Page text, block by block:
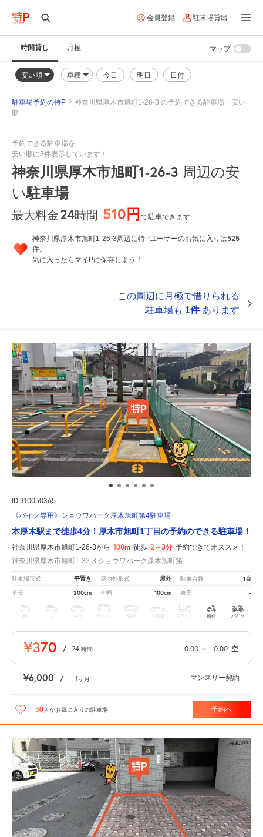
会員登録 駐車場貸出
時間貸し 月極
安い順 車種 今日 明日 日付
マップ
駐車場予約の特P
神奈川県厚木市旭町1-26-3 の予約できる駐車場・安い
順
予約できる駐車場を
安い順に3件表示しています！
神奈川県厚木市旭町1-26-3 周辺の安
い駐車場
最大料金24時間 510円で駐車できます
神奈川県厚木市旭町1-26-3周辺に特Pユーザーのお気に入りは525
件。
気に入ったらマイPに保存しよう！
この周辺に月極で借りられる
駐車場も 1件あります
ID:310050365
《バイク専用》ショウワパーク厚木旭町第4駐車場
本厚木駅まで徒歩4分！厚木市旭町1丁目の予約のできる駐車場！
神奈川県厚木市旭町1-26-3から 100m 徒歩 2～3分 予約できてオススメ！
神奈川県厚木市旭町1-32-3 ショウワパーク厚木旭町第
駐車場形式 平置き 屋内外形式 屋外 駐車台数 1台
全長 200cm 全幅 100cm 車高 -
軽 中型 ボックス SUV 大型車 トラック 原付 バイク
¥370 / 24 時間 0:00 ～ 0:00 空
¥6,000 / 1ヶ月 マンスリー契約
60人がお気に入りの駐車場 予約へ